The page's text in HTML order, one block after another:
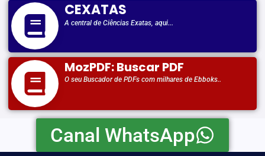
CEXATAS
A central de Ciências Exatas, aqui...
MozPDF: Buscar PDF
O seu Buscador de PDFs com milhares de Ebboks..
Canal WhatsApp